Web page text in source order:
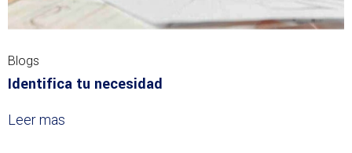
Blogs
Identifica tu necesidad
Leer mas